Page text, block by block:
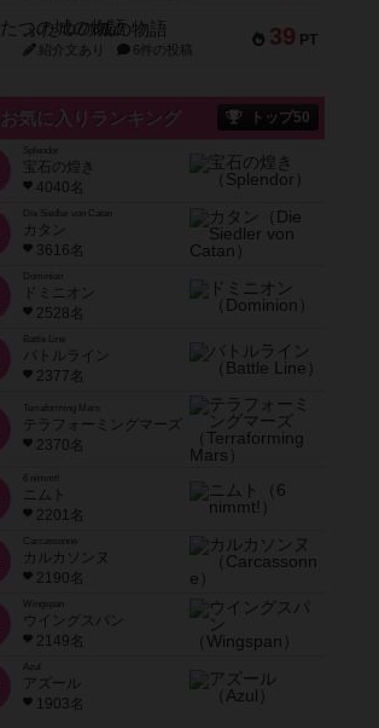
39 PT
ふたつの城の物語
紹介文あり 6件の投稿
お気に入りランキング トップ50
宝石の煌き
4040名
Die Siedler von Catan
カタン
3616名
ドミニオン
2528名
Battle Line
バトルライン
2377名
Terraforming Mars
テラフォーミングマーズ
2370名
ニムト
2201名
Carcassonne
カルカソンヌ
2190名
Wingspan
ウイングスパン
2149名
Azul
アズール
1903名